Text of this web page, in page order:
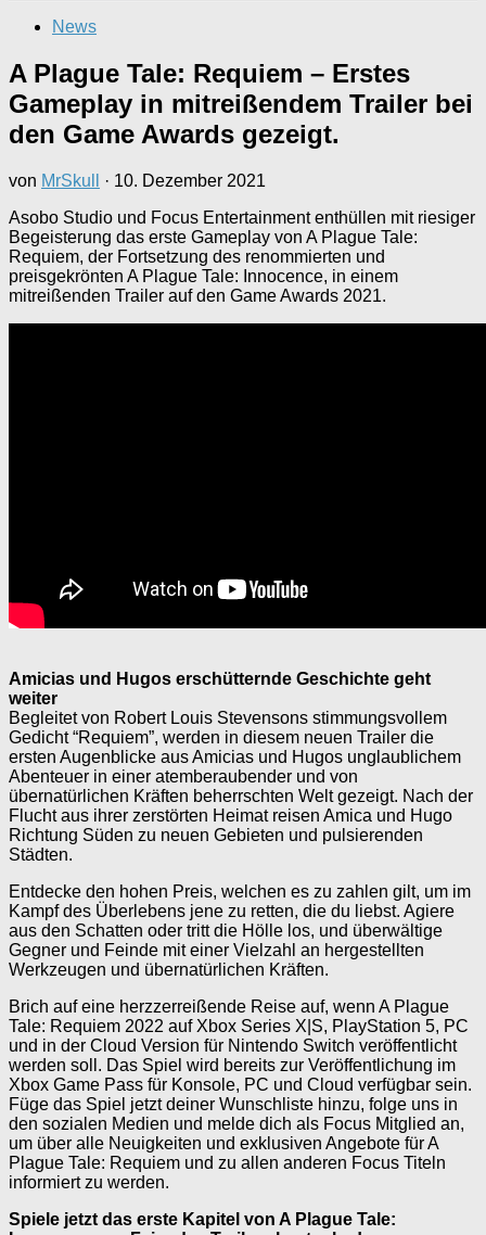
News
A Plague Tale: Requiem – Erstes
Gameplay in mitreißendem Trailer bei
den Game Awards gezeigt.
von MrSkull · 10. Dezember 2021
Asobo Studio und Focus Entertainment enthüllen mit riesiger
Begeisterung das erste Gameplay von A Plague Tale:
Requiem, der Fortsetzung des renommierten und
preisgekrönten A Plague Tale: Innocence, in einem
mitreißenden Trailer auf den Game Awards 2021.
Amicias und Hugos erschütternde Geschichte geht
weiter
Begleitet von Robert Louis Stevensons stimmungsvollem
Gedicht “Requiem”, werden in diesem neuen Trailer die
ersten Augenblicke aus Amicias und Hugos unglaublichem
Abenteuer in einer atemberaubender und von
übernatürlichen Kräften beherrschten Welt gezeigt. Nach der
Flucht aus ihrer zerstörten Heimat reisen Amica und Hugo
Richtung Süden zu neuen Gebieten und pulsierenden
Städten.
Entdecke den hohen Preis, welchen es zu zahlen gilt, um im
Kampf des Überlebens jene zu retten, die du liebst. Agiere
aus den Schatten oder tritt die Hölle los, und überwältige
Gegner und Feinde mit einer Vielzahl an hergestellten
Werkzeugen und übernatürlichen Kräften.
Brich auf eine herzzerreißende Reise auf, wenn A Plague
Tale: Requiem 2022 auf Xbox Series X|S, PlayStation 5, PC
und in der Cloud Version für Nintendo Switch veröffentlicht
werden soll. Das Spiel wird bereits zur Veröffentlichung im
Xbox Game Pass für Konsole, PC und Cloud verfügbar sein.
Füge das Spiel jetzt deiner Wunschliste hinzu, folge uns in
den sozialen Medien und melde dich als Focus Mitglied an,
um über alle Neuigkeiten und exklusiven Angebote für A
Plague Tale: Requiem und zu allen anderen Focus Titeln
informiert zu werden.
Spiele jetzt das erste Kapitel von A Plague Tale: